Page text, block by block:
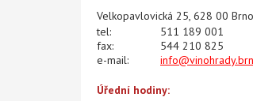
Velkopavlovická 25, 628 00 Brno
tel:
511 189 001
fax:
544 210 825
e-mail:
Úřední hodiny: